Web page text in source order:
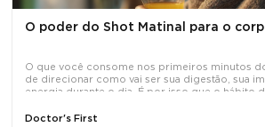
O poder do Shot Matinal para o
O que você consome nos primeiros minutos
de direcionar como vai ser sua digestão, sua
energia durante o dia. É por isso que o hábito
Doctor's First